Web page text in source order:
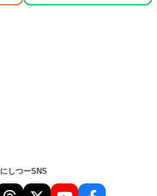
にしつーSNS